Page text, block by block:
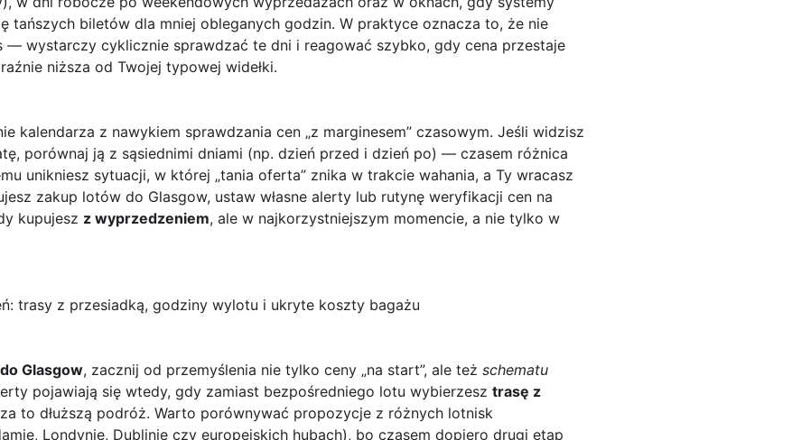
tańszych biletów dla mniej obleganych godzin. W praktyce oznacza to, że nie
— wystarczy cyklicznie sprawdzać te dni i reagować szybko, gdy cena przestaje
niższa od Twojej typowej widełki.
kalendarza z nawykiem sprawdzania cen „z marginesem” czasowym. Jeśli widzisz
porównaj ją z sąsiednimi dniami (np. dzień przed i dzień po) — czasem różnica
unikniesz sytuacji, w której „tania oferta” znika w trakcie wahania, a Ty wracasz
zakup lotów do Glasgow, ustaw własne alerty lub rutynę weryfikacji cen na
kupujesz z wyprzedzeniem, ale w najkorzystniejszym momencie, a nie tylko w
trasy z przesiadką, godziny wylotu i ukryte koszty bagażu
Glasgow, zacznij od przemyślenia nie tylko ceny „na start”, ale też schematu
pojawiają się wtedy, gdy zamiast bezpośredniego lotu wybierzesz trasę z
to dłuższą podróż. Warto porównywać propozycje z różnych lotnisk
Londynie, Dublinie czy europejskich hubach), bo czasem dopiero drugi etap